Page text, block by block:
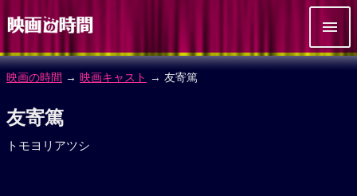
映画の時間 → 映画キャスト → 友寄篤
友寄篤
トモヨリアツシ